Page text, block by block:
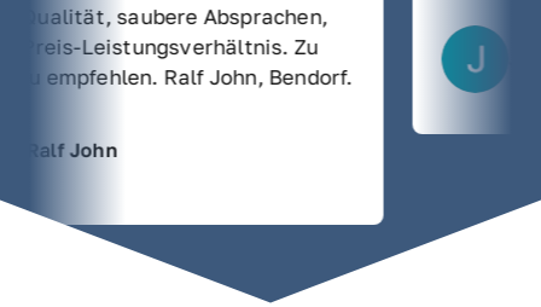
saubere Absprachen,
Leistungsverhältnis. Zu
Ralf John, Bendorf.
Jens